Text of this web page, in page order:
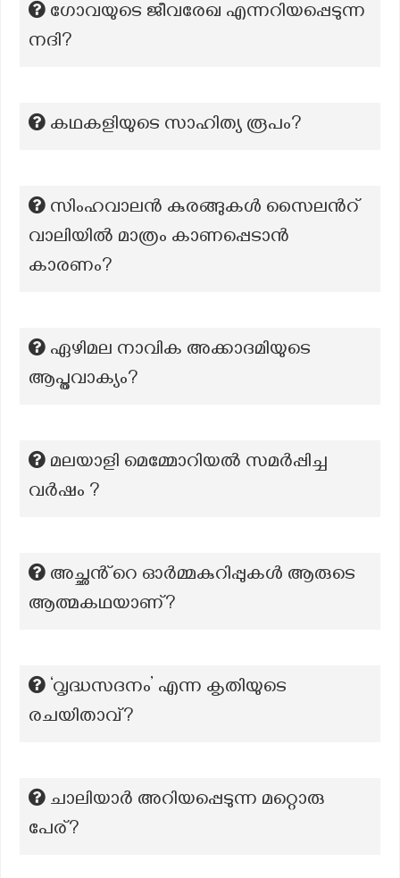
ഗോവയുടെ ജീവരേഖ എന്നറിയപ്പെടുന്ന
നദി?
കഥകളിയുടെ സാഹിത്യ രൂപം?
സിംഹവാലന്‍ കുരങ്ങുകള്‍ സൈലന്‍റ്
വാലിയില്‍ മാത്രം കാണപ്പെടാന്‍
കാരണം?
ഏഴിമല നാവിക അക്കാദമിയുടെ
ആപ്തവാക്യം?
മലയാളി മെമ്മോറിയൽ സമർപ്പിച്ച
വർഷം ?
അച്ഛൻ്റെ ഓർമ്മകുറിപ്പുകൾ ആരുടെ
ആത്മകഥയാണ്?
‘വൃദ്ധസദനം’ എന്ന കൃതിയുടെ
രചയിതാവ്?
ചാലിയാര്‍ അറിയപ്പെടുന്ന മറ്റൊരു
പേര്?